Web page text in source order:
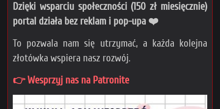
Dzięki wsparciu społeczności (150 zł miesięcznie)
portal działa bez reklam i pop-upa ❤️
To pozwala nam się utrzymać, a każda kolejna
złotówka wspiera nasz rozwój.
👉 Wesprzyj nas na Patronite